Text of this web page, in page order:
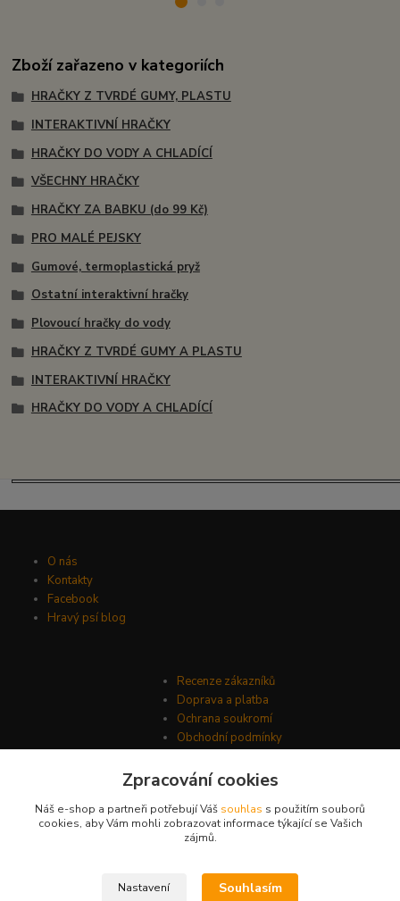
Zboží zařazeno v kategoriích
HRAČKY Z TVRDÉ GUMY, PLASTU
INTERAKTIVNÍ HRAČKY
HRAČKY DO VODY A CHLADÍCÍ
VŠECHNY HRAČKY
HRAČKY ZA BABKU (do 99 Kč)
PRO MALÉ PEJSKY
Gumové, termoplastická pryž
Ostatní interaktivní hračky
Plovoucí hračky do vody
HRAČKY Z TVRDÉ GUMY A PLASTU
INTERAKTIVNÍ HRAČKY
HRAČKY DO VODY A CHLADÍCÍ
O nás
Kontakty
Facebook
Hravý psí blog
Recenze zákazníků
Doprava a platba
Ochrana soukromí
Obchodní podmínky
Zpracování cookies
Náš e-shop a partneři potřebují Váš souhlas s použitím souborů
cookies, aby Vám mohli zobrazovat informace týkající se Vašich
zájmů.
Nastavení Souhlasím